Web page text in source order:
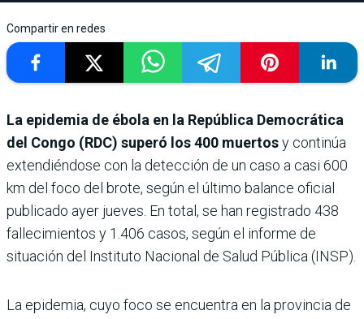
Compartir en redes
La epidemia de ébola en la República Democrática
del Congo (RDC) superó los 400 muertosy continúa
extendiéndose con la detección de un caso a casi 600
km del foco del brote, según el último balance oficial
publicado ayer jueves. En total, se han registrado 438
fallecimientos y 1.406 casos, según el informe de
situación del Instituto Nacional de Salud Pública (INSP).
La epidemia, cuyo foco se encuentra en la provincia de